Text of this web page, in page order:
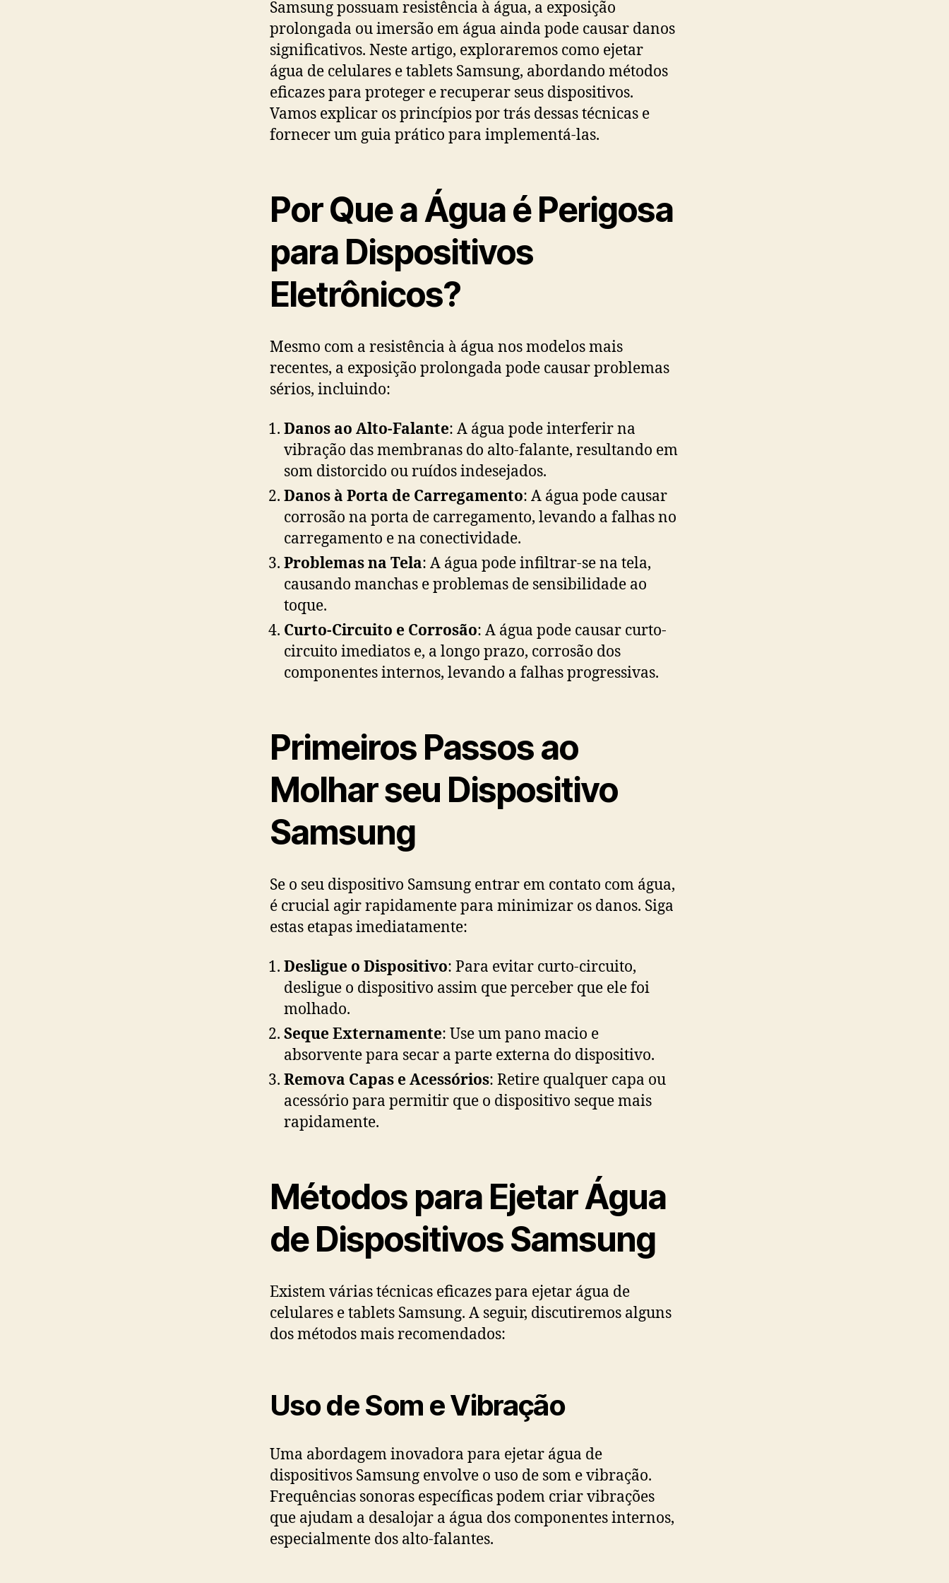
Samsung possuam resistência à água, a exposição
prolongada ou imersão em água ainda pode causar danos
significativos. Neste artigo, exploraremos como ejetar
água de celulares e tablets Samsung, abordando métodos
eficazes para proteger e recuperar seus dispositivos.
Vamos explicar os princípios por trás dessas técnicas e
fornecer um guia prático para implementá-las.
Por Que a Água é Perigosa
para Dispositivos
Eletrônicos?
Mesmo com a resistência à água nos modelos mais
recentes, a exposição prolongada pode causar problemas
sérios, incluindo:
Danos ao Alto-Falante: A água pode interferir na
vibração das membranas do alto-falante, resultando em
som distorcido ou ruídos indesejados.
Danos à Porta de Carregamento: A água pode causar
corrosão na porta de carregamento, levando a falhas no
carregamento e na conectividade.
Problemas na Tela: A água pode infiltrar-se na tela,
causando manchas e problemas de sensibilidade ao
toque.
Curto-Circuito e Corrosão: A água pode causar curto-
circuito imediatos e, a longo prazo, corrosão dos
componentes internos, levando a falhas progressivas.
Primeiros Passos ao
Molhar seu Dispositivo
Samsung
Se o seu dispositivo Samsung entrar em contato com água,
é crucial agir rapidamente para minimizar os danos. Siga
estas etapas imediatamente:
Desligue o Dispositivo: Para evitar curto-circuito,
desligue o dispositivo assim que perceber que ele foi
molhado.
Seque Externamente: Use um pano macio e
absorvente para secar a parte externa do dispositivo.
Remova Capas e Acessórios: Retire qualquer capa ou
acessório para permitir que o dispositivo seque mais
rapidamente.
Métodos para Ejetar Água
de Dispositivos Samsung
Existem várias técnicas eficazes para ejetar água de
celulares e tablets Samsung. A seguir, discutiremos alguns
dos métodos mais recomendados:
Uso de Som e Vibração
Uma abordagem inovadora para ejetar água de
dispositivos Samsung envolve o uso de som e vibração.
Frequências sonoras específicas podem criar vibrações
que ajudam a desalojar a água dos componentes internos,
especialmente dos alto-falantes.